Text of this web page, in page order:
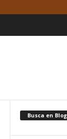
Busca en